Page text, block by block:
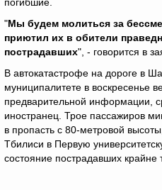
"Мы будем молиться за
приютил их в обители
пострадавших", - говорится в
В автокатастрофе на дороге в
муниципалитете в воскресенье
предварительной информации,
иностранец. Трое пассажиров
в пропасть с 80-метровой
Тбилиси в Первую
состояние пострадавших крайне